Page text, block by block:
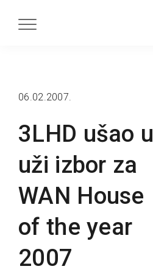
3LHD ušao u
uži izbor za
WAN House
of the year
2007
06.02.2007.